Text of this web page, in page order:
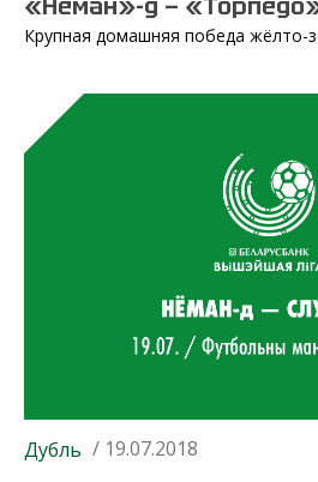
Крупная домашняя победа жёлто-
Дубль / 19.07.2018